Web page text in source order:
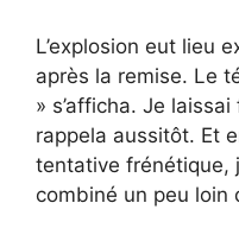
L’explosion eut lieu
après la remise. Le
» s’afficha. Je
rappela aussitôt. Et
tentative frénétique,
combiné un peu loin